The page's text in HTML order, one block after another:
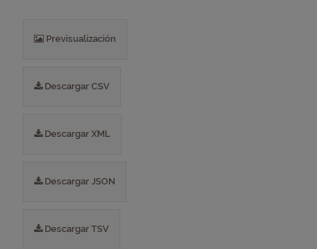
Previsualización
Descargar CSV
Descargar XML
Descargar JSON
Descargar TSV